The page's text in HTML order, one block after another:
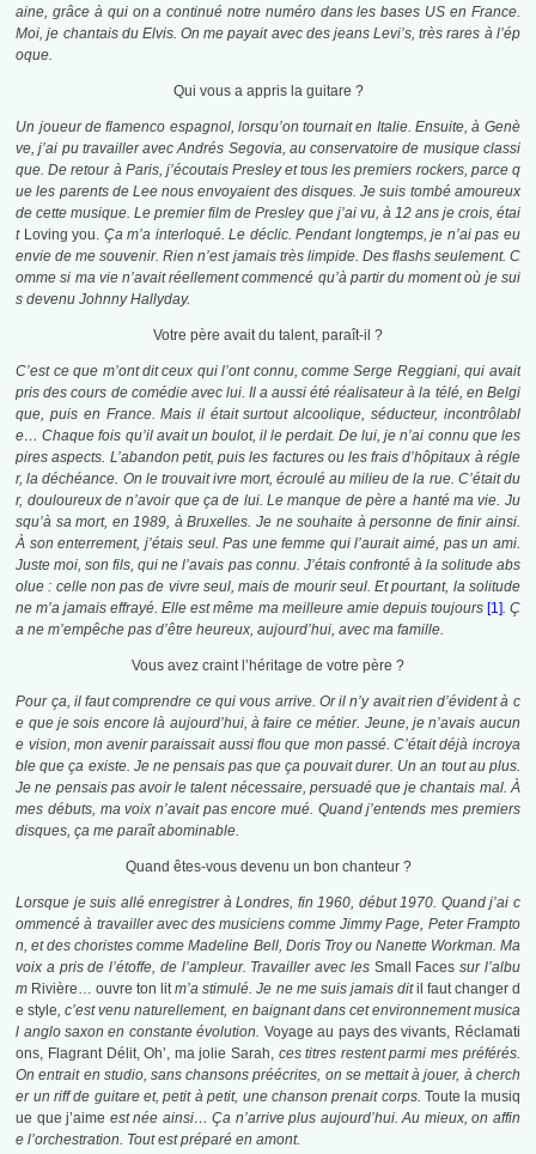
aine, grâce à qui on a continué notre numéro dans les bases US en France.
Moi, je chantais du Elvis. On me payait avec des jeans Levi’s, très rares à l’ép
oque.
Qui vous a appris la guitare ?
Un joueur de flamenco espagnol, lorsqu’on tournait en Italie. Ensuite, à Genè
ve, j’ai pu travailler avec Andrés Segovia, au conservatoire de musique classi
que. De retour à Paris, j’écoutais Presley et tous les premiers rockers, parce q
ue les parents de Lee nous envoyaient des disques. Je suis tombé amoureux
de cette musique. Le premier film de Presley que j’ai vu, à 12 ans je crois, étai
t Loving you. Ça m’a interloqué. Le déclic. Pendant longtemps, je n’ai pas eu
envie de me souvenir. Rien n’est jamais très limpide. Des flashs seulement. C
omme si ma vie n’avait réellement commencé qu’à partir du moment où je sui
s devenu Johnny Hallyday.
Votre père avait du talent, paraît-il ?
C’est ce que m’ont dit ceux qui l’ont connu, comme Serge Reggiani, qui avait
pris des cours de comédie avec lui. Il a aussi été réalisateur à la télé, en Belgi
que, puis en France. Mais il était surtout alcoolique, séducteur, incontrôlabl
e… Chaque fois qu’il avait un boulot, il le perdait. De lui, je n’ai connu que les
pires aspects. L’abandon petit, puis les factures ou les frais d’hôpitaux à régle
r, la déchéance. On le trouvait ivre mort, écroulé au milieu de la rue. C’était du
r, douloureux de n’avoir que ça de lui. Le manque de père a hanté ma vie. Ju
squ’à sa mort, en 1989, à Bruxelles. Je ne souhaite à personne de finir ainsi.
À son enterrement, j’étais seul. Pas une femme qui l’aurait aimé, pas un ami.
Juste moi, son fils, qui ne l’avais pas connu. J’étais confronté à la solitude abs
olue : celle non pas de vivre seul, mais de mourir seul. Et pourtant, la solitude
ne m’a jamais effrayé. Elle est même ma meilleure amie depuis toujours [1]. Ç
a ne m’empêche pas d’être heureux, aujourd’hui, avec ma famille.
Vous avez craint l’héritage de votre père ?
Pour ça, il faut comprendre ce qui vous arrive. Or il n’y avait rien d’évident à c
e que je sois encore là aujourd’hui, à faire ce métier. Jeune, je n’avais aucun
e vision, mon avenir paraissait aussi flou que mon passé. C’était déjà incroya
ble que ça existe. Je ne pensais pas que ça pouvait durer. Un an tout au plus.
Je ne pensais pas avoir le talent nécessaire, persuadé que je chantais mal. À
mes débuts, ma voix n’avait pas encore mué. Quand j’entends mes premiers
disques, ça me paraît abominable.
Quand êtes-vous devenu un bon chanteur ?
Lorsque je suis allé enregistrer à Londres, fin 1960, début 1970. Quand j’ai c
ommencé à travailler avec des musiciens comme Jimmy Page, Peter Frampto
n, et des choristes comme Madeline Bell, Doris Troy ou Nanette Workman. Ma
voix a pris de l’étoffe, de l’ampleur. Travailler avec les Small Faces sur l’albu
m Rivière… ouvre ton lit m’a stimulé. Je ne me suis jamais ditil faut changer d
e style, c’est venu naturellement, en baignant dans cet environnement musica
l anglo saxon en constante évolution. Voyage au pays des vivants, Réclamati
ons, Flagrant Délit, Oh’, ma jolie Sarah, ces titres restent parmi mes préférés.
On entrait en studio, sans chansons préécrites, on se mettait à jouer, à cherch
er un riff de guitare et, petit à petit, une chanson prenait corps.Toute la musiq
ue que j’aime est née ainsi… Ça n’arrive plus aujourd’hui. Au mieux, on affin
e l’orchestration. Tout est préparé en amont.